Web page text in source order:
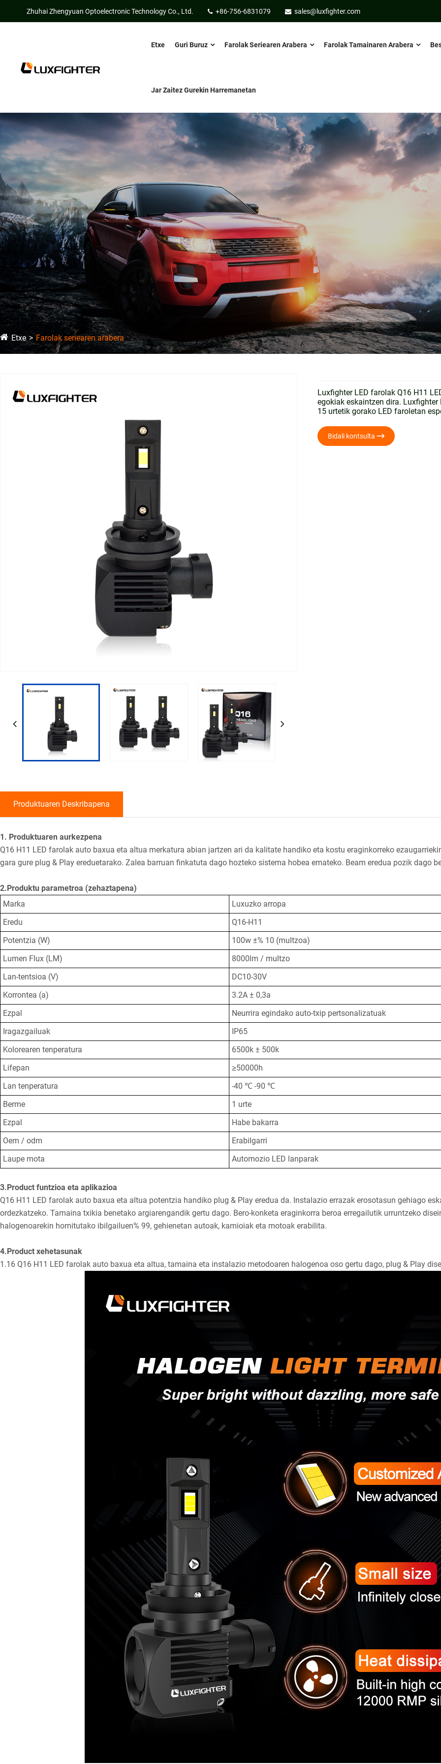
Zhuhai Zhengyuan Optoelectronic Technology Co., Ltd. +86-756-6831079 sales@luxfighter.com
Etxe Guri Buruz Farolak Seriearen Arabera Farolak Tamainaren Arabera
Jar Zaitez Gurekin Harremanetan
Etxe Farolak seriearen arabera
Luxfighter LED farolak Q16 H11
egokiak eskaintzen dira.
15 urtetik gorako LED faroletan
Bidali kontsulta
Produktuaren Deskribapena
1. Produktuaren aurkezpena
Q16 H11 LED farolak auto baxua eta altua merkatura abian jartzen ari da kalitate handiko eta kostu eraginkorreko
gara gure plug & Play ereduetarako. Zalea barruan finkatuta dago hozteko sistema hobea emateko. Beam eredua pozik dago
2.Produktu parametroa (zehaztapena)
Marka
Luxuzko arropa
Eredu
Q16-H11
Potentzia (W)
100w ±% 10 (multzoa)
Lumen Flux (LM)
8000lm / multzo
Lan-tentsioa (V)
DC10-30V
Korrontea (a)
3.2A ± 0,3a
Ezpal
Neurrira egindako auto-txip pertsonalizatuak
Iragazgailuak
IP65
Kolorearen tenperatura
6500k ± 500k
Lifepan
≥50000h
Lan tenperatura
-40 ℃ -90 ℃
Berme
1 urte
Ezpal
Habe bakarra
Oem / odm
Erabilgarri
Laupe mota
Automozio LED lanparak
3.Product funtzioa eta aplikazioa
Q16 H11 LED farolak auto baxua eta altua potentzia handiko plug & Play eredua da. Instalazio errazak erosotasun gehiago
ordezkatzeko. Tamaina txikia benetako argiarengandik gertu dago. Bero-konketa eraginkorra beroa erregailutik urruntzeko
halogenoarekin hornitutako ibilgailuen% 99, gehienetan autoak, kamioiak eta motoak erabilita.
4.Product xehetasunak
1.16 Q16 H11 LED farolak auto baxua eta altua, tamaina eta instalazio metodoaren halogenoa oso gertu dago, plug & Play